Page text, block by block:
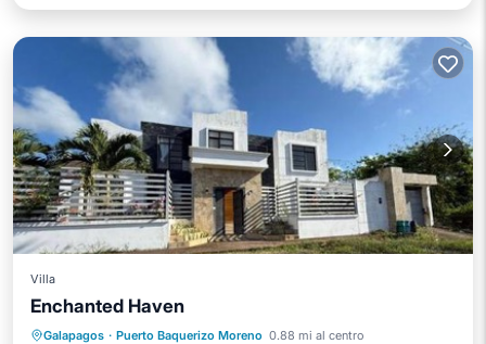
Villa
Enchanted Haven
Galapagos · Puerto Baquerizo Moreno 0.88 mi al centro
Bañera de hidromasaje
Balcón/Terraza